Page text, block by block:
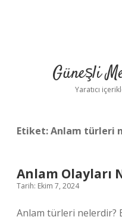
Güneşli
Yaratıcı
Etiket:Anlam türleri
Anlam Olayları
Tarih: Ekim 7, 2024
Anlam türleri nelerdir?